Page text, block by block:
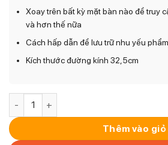
Xoay trên bất kỳ mặt bàn nào để truy
và hơn thế nữa
Cách hấp dẫn để lưu trữ nhu yếu
Kích thước đường kính 32,5cm
Khay sứ đế gỗ tròn xoay The
Thêm vào giỏ